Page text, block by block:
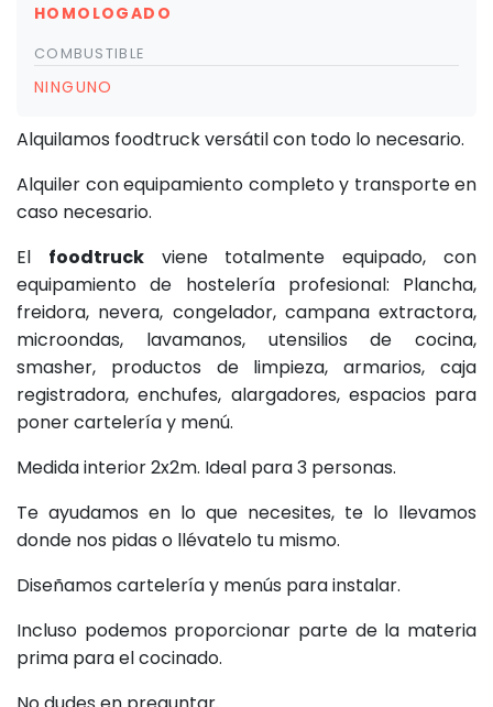
HOMOLOGADO
COMBUSTIBLE
NINGUNO
Alquilamos foodtruck versátil con todo lo necesario.
Alquiler con equipamiento completo y transporte en
caso necesario.
El foodtruckviene totalmente equipado, con
equipamiento de hostelería profesional: Plancha,
freidora, nevera, congelador, campana extractora,
microondas, lavamanos, utensilios de cocina,
smasher, productos de limpieza, armarios, caja
registradora, enchufes, alargadores, espacios para
poner cartelería y menú.
Medida interior 2x2m. Ideal para 3 personas.
Te ayudamos en lo que necesites, te lo llevamos
donde nos pidas o llévatelo tu mismo.
Diseñamos cartelería y menús para instalar.
Incluso podemos proporcionar parte de la materia
prima para el cocinado.